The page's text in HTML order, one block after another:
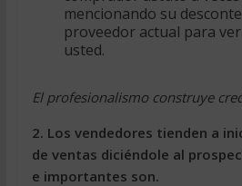
mencionando su
proveedor actual para
usted.
El profesionalismo construye
2. Los vendedores tienden a
de ventas diciéndole al
e importantes son.